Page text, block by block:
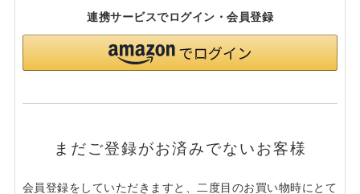
連携サービスでログイン・会員登録
まだご登録がお済みでないお客様
会員登録をしていただきますと、二度目のお買い物時にとて